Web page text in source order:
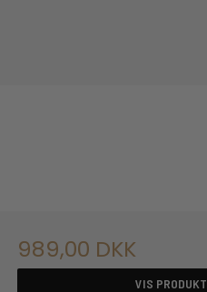
989,00 DKK
VIS PRODUKT